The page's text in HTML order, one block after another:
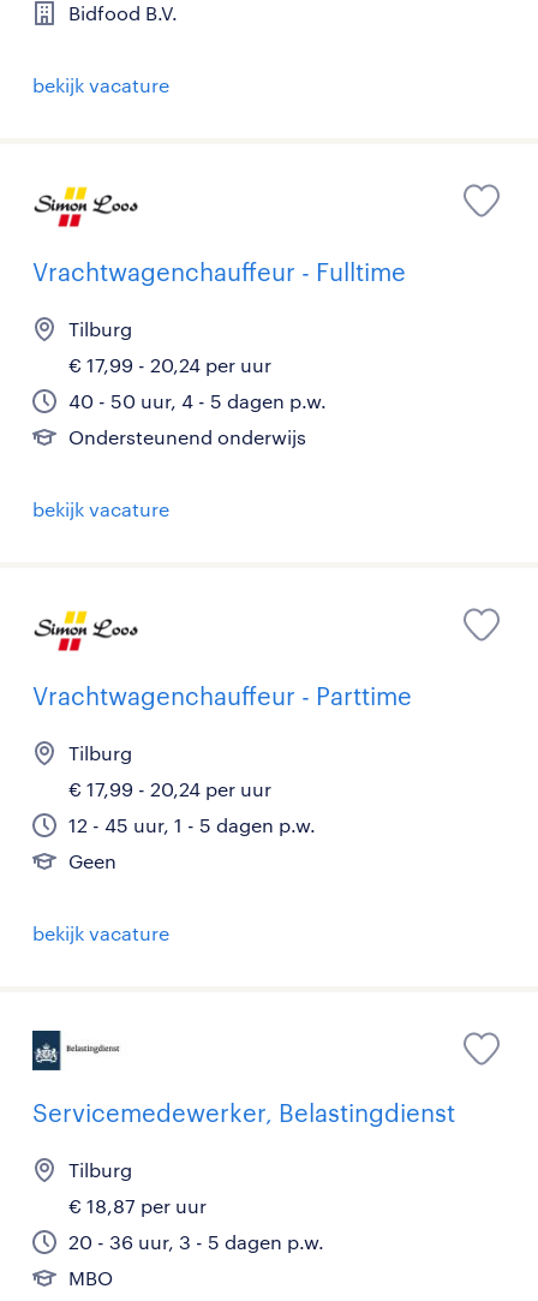
Bidfood B.V.
bekijk vacature
Vrachtwagenchauffeur - Fulltime
Tilburg
€ 17,99 - 20,24 per uur
40 - 50 uur, 4 - 5 dagen p.w.
Ondersteunend onderwijs
bekijk vacature
Vrachtwagenchauffeur - Parttime
Tilburg
€ 17,99 - 20,24 per uur
12 - 45 uur, 1 - 5 dagen p.w.
Geen
bekijk vacature
Servicemedewerker, Belastingdienst
Tilburg
€ 18,87 per uur
20 - 36 uur, 3 - 5 dagen p.w.
MBO